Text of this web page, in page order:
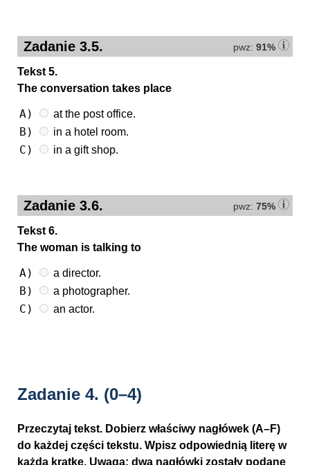
pwz: 91%
Zadanie 3.5.
Tekst 5.
The conversation takes place
A) at the post office.
B) in a hotel room.
C) in a gift shop.
pwz: 75%
Zadanie 3.6.
Tekst 6.
The woman is talking to
A) a director.
B) a photographer.
C) an actor.
Zadanie 4. (0–4)
Przeczytaj tekst. Dobierz właściwy nagłówek (A–F)
do każdej części tekstu. Wpisz odpowiednią literę w
każdą kratkę. Uwaga: dwa nagłówki zostały podane